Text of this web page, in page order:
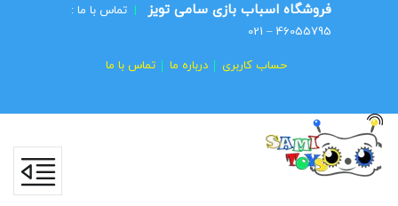
فروشگاه اسباب بازی سامی تویز | تماس با ما :
46055795 – 021
حساب کاربری درباره ما تماس با ما